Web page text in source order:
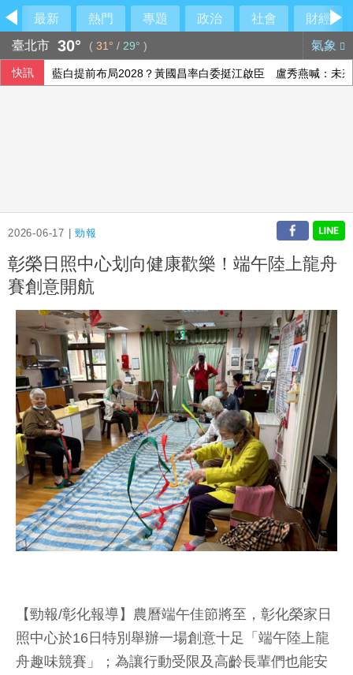
最新 熱門 專題 政治 社會
財經
臺北市 30° ( 31° / 29° ) 氣象
快訊 藍白提前布局2028？黃國昌率白委挺江啟臣 盧秀燕喊：未
2026-06-17 |勁報
彰榮日照中心划向健康歡樂！端午陸上龍舟
賽創意開航
【勁報/彰化報導】農曆端午佳節將至，彰化榮家日
照中心於16日特別舉辦一場創意十足「端午陸上龍
舟趣味競賽」；為讓行動受限及高齡長輩們也能安